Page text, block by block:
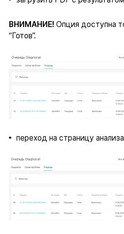
ВНИМАНИЕ! Опция доступна
“Готов”.
переход на страницу